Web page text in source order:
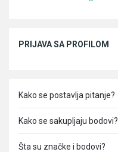
PRIJAVA SA PROFILOM
Kako se postavlja pitanje?
Kako se sakupljaju bodovi?
Šta su značke i bodovi?